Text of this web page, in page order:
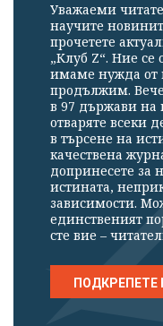
Уважаеми
научите
прочетете
„Клуб Z“. Ние
имаме нужда от
продължим.
в 97 държави на
отваряте всеки
в търсене на
качествена
допринесете за
истината,
зависимости.
единственият
сте вие –
ПОДКРЕПЕТЕ